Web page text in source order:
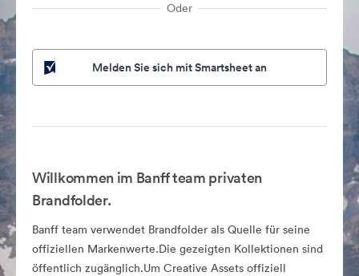
Oder
Melden Sie sich mit Smartsheet an
Willkommen im Banff team privaten
Brandfolder.
Banff team verwendet Brandfolder als Quelle für seine
offiziellen Markenwerte.Die gezeigten Kollektionen sind
öffentlich zugänglich.Um Creative Assets offiziell